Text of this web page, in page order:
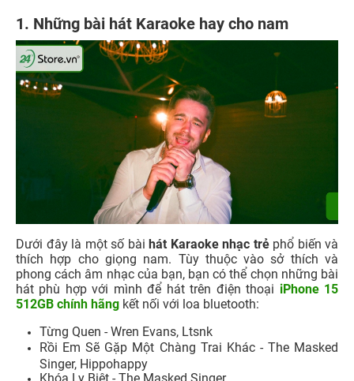
1. Những bài hát Karaoke hay cho nam
Dưới đây là một số bài hát Karaoke nhạc trẻphổ biến và
thích hợp cho giọng nam. Tùy thuộc vào sở thích và
phong cách âm nhạc của bạn, bạn có thể chọn những bài
hát phù hợp với mình để hát trên điện thoại iPhone 15
512GB chính hãng kết nối với loa bluetooth:
Từng Quen - Wren Evans, Ltsnk
Rồi Em Sẽ Gặp Một Chàng Trai Khác - The Masked
Singer, Hippohappy